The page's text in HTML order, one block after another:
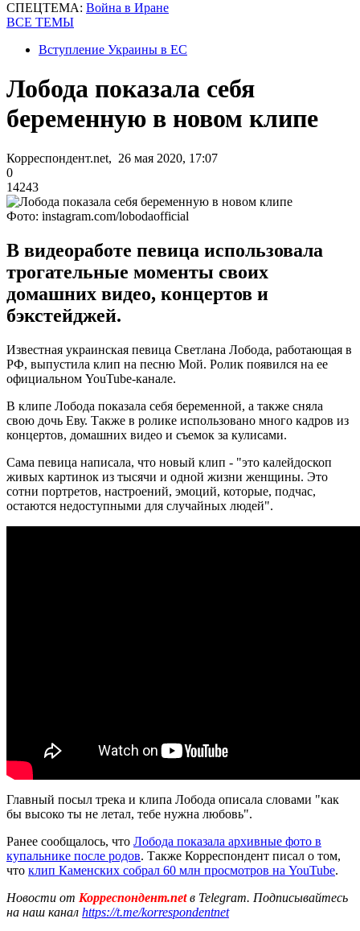
СПЕЦТЕМА: Война в Иране
ВСЕ ТЕМЫ
Вступление Украины в ЕС
Лобода показала себя
беременную в новом клипе
Корреспондент.net, 26 мая 2020, 17:07
0
14243
Фото: instagram.com/lobodaofficial
В видеоработе певица использовала
трогательные моменты своих
домашних видео, концертов и
бэкстейджей.
Известная украинская певица Светлана Лобода, работающая в
РФ, выпустила клип на песню Мой. Ролик появился на ее
официальном YouTube-канале.
В клипе Лобода показала себя беременной, а также сняла
свою дочь Еву. Также в ролике использовано много кадров из
концертов, домашних видео и съемок за кулисами.
Сама певица написала, что новый клип - "это калейдоскоп
живых картинок из тысячи и одной жизни женщины. Это
сотни портретов, настроений, эмоций, которые, подчас,
остаются недоступными для случайных людей".
Главный посыл трека и клипа Лобода описала словами "как
бы высоко ты не летал, тебе нужна любовь".
Ранее сообщалось, что Лобода показала архивные фото в
купальнике после родов. Также Корреспондент писал о том,
что клип Каменских собрал 60 млн просмотров на YouTube.
Новости от Корреспондент.netв Telegram. Подписывайтесь
на наш канал https://t.me/korrespondentnet